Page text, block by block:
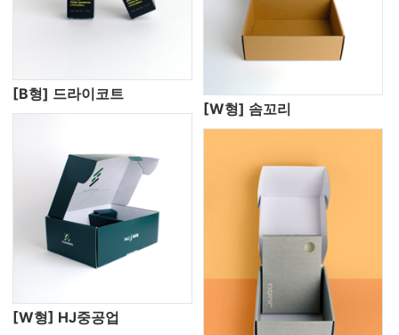
[B형] 드라이코트
[W형] 솜꼬리
[W형] HJ중공업